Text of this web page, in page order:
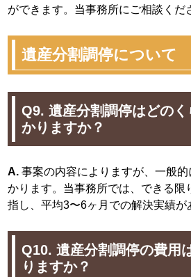
ができます。当事務所にご相談くだ
遺産分割調停について
Q9. 遺産分割調停はどの
かりますか？
A. 事案の内容によりますが、一般
かります。当事務所では、できる限
指し、平均3〜6ヶ月での解決実績が
Q10. 遺産分割調停の費用
りますか？